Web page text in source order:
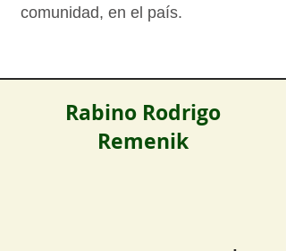
comunidad, en el país.
Rabino Rodrigo
Remenik